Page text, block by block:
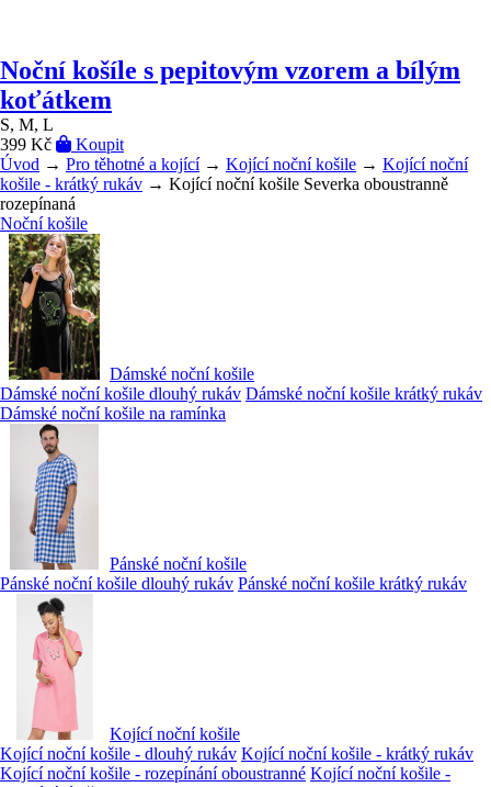
Noční košíle s pepitovým vzorem a bílým
koťátkem
S, M, L
399 Kč
Koupit
Úvod → Pro těhotné a kojící→ Kojící noční košile → Kojící noční
košile - krátký rukáv → Kojící noční košile Severka oboustranně
rozepínaná
Noční košile
Dámské noční košile
Dámské noční košile dlouhý rukáv Dámské noční košile krátký rukáv
Dámské noční košile na ramínka
Pánské noční košile
Pánské noční košile dlouhý rukáv Pánské noční košile krátký rukáv
Kojící noční košile
Kojící noční košile - dlouhý rukáv Kojící noční košile - krátký rukáv
Kojící noční košile - rozepínání oboustranné Kojící noční košile -